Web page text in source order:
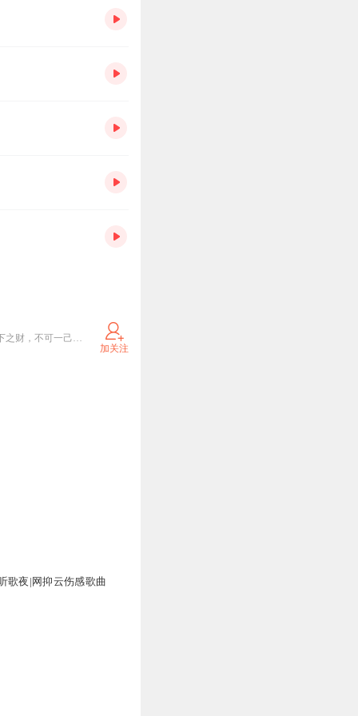
奇门遁甲、商经兵法、皆在胸中，深知赚钱之道，万种赚钱方法和项目烂熟于胸，观天下时势，知今天下之财，不可一己而得，愿于天下有志成功之人，结善缘，得正道，与天下人共享。
加关注
歌夜|网抑云伤感歌曲